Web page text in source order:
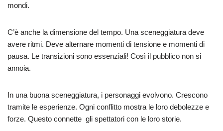
mondi.
C’è anche la dimensione del tempo. Una sceneggiatura deve
avere ritmi. Deve alternare momenti di tensione e momenti di
pausa. Le transizioni sono essenziali! Così il pubblico non si
annoia.
In una buona sceneggiatura, i personaggi evolvono. Crescono
tramite le esperienze. Ogni conflitto mostra le loro debolezze e
forze. Questo connette gli spettatori con le loro storie.